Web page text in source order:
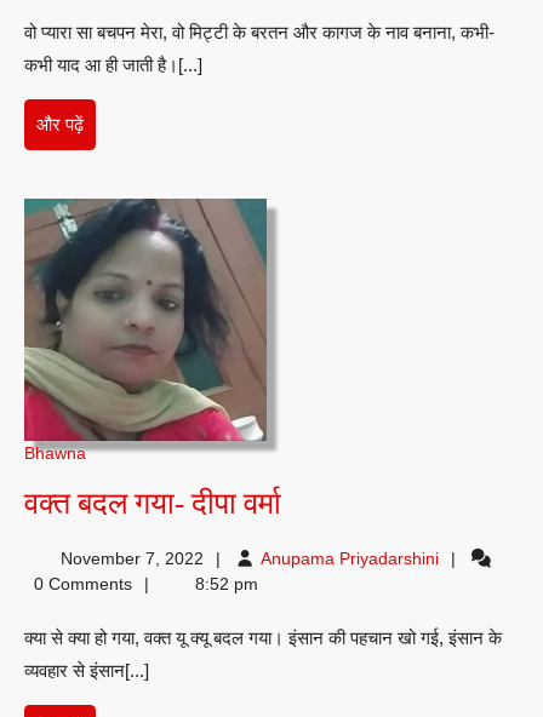
-दीपा
वो प्यारा सा बचपन मेरा, वो मिट्टी के बरतन और कागज के नाव बनाना, कभी-
कभी याद आ ही जाती है।[...]
और पढ़ेंऔर
पढ़ें
Bhawna
वक्त बदल गया- दीपा वर्मावक्त
गया-
वर्मा
November 7, 2022 Anupama PriyadarshiniAnupama
0 Comments 8:52 pm
क्या से क्या हो गया, वक्त यू क्यू बदल गया। इंसान की पहचान खो गई, इंसान के
व्‍यवहार से इंसान[...]